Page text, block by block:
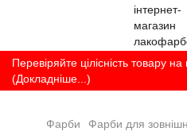
Перевіряйте цілісність товару
(Докладніше...)
Фарби Фарби для